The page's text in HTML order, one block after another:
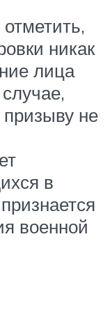
никак
лица
не
в
военной